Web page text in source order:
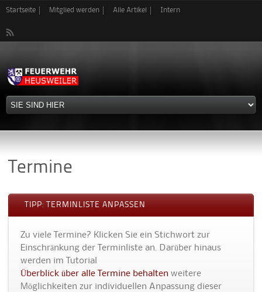
Direkt
Startseite Mitglied werden Alle Artikel Intern
Termine
TIPP: TERMINLISTE ANPASSEN
Zu viele Termine? Klicken Sie ein Stichwort zur
Einschränkung der Terminliste an. Darüber hinaus
werden im Tutorial
Überblick über alle Termine behalten weitere
Möglichkeiten zur individuellen Anpassung dieser